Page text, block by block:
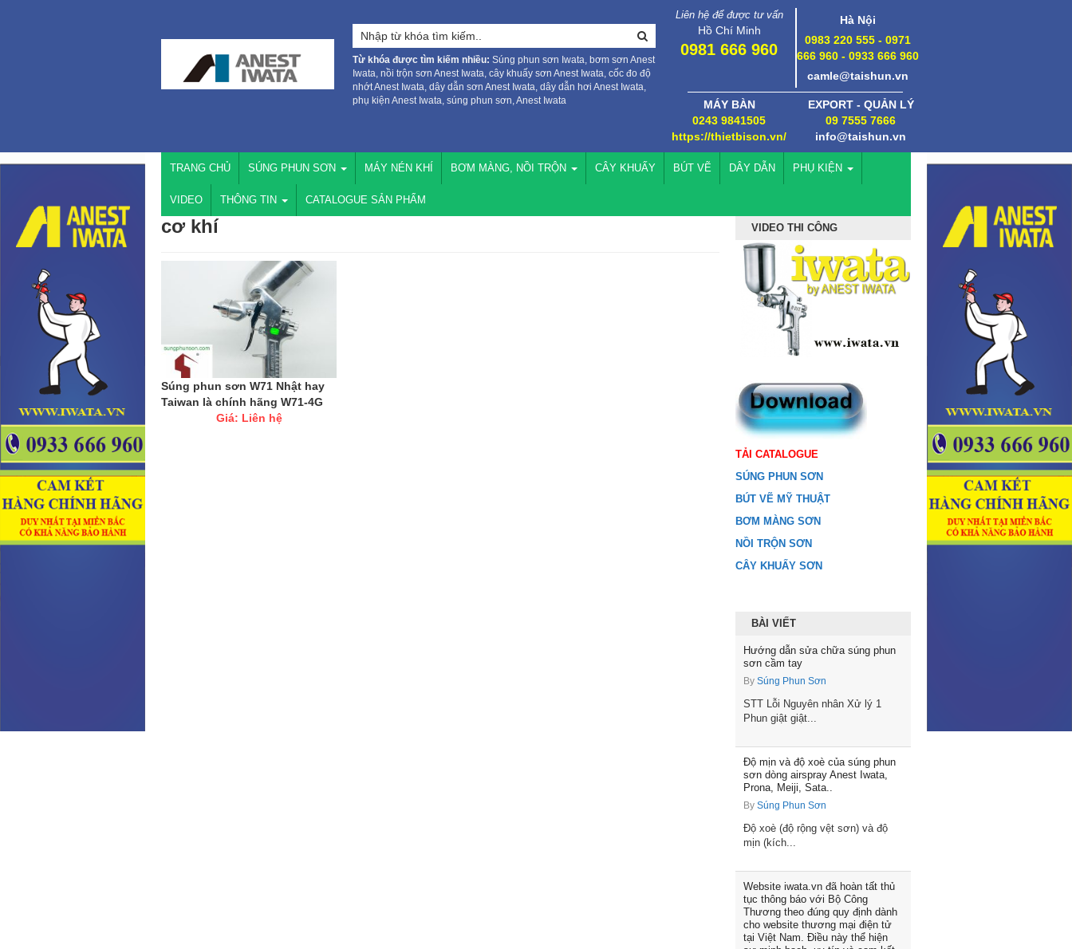
Từ khóa được tìm kiếm nhiều: Súng phun sơn Iwata, bơm sơn Anest
Iwata, nồi trộn sơn Anest Iwata, cây khuấy sơn Anest Iwata, cốc đo độ
nhớt Anest Iwata, dây dẫn sơn Anest Iwata, dây dẫn hơi Anest Iwata,
phụ kiện Anest Iwata, súng phun sơn, Anest Iwata
Liên hệ để được tư vấn
Hồ Chí Minh
0981 666 960
Hà Nội
0983 220 555 - 0971
666 960 - 0933 666 960
camle@taishun.vn
MÁY BÀN
0243 9841505
https://thietbison.vn/
EXPORT - QUẢN LÝ
09 7555 7666
info@taishun.vn
TRANG CHỦ SÚNG PHUN SƠN MÁY NÉN KHÍ BƠM MÀNG, NỒI TRỘN CÂY KHUẤY BÚT VẼ DÂY DẪN PHỤ KIỆN
VIDEO THÔNG TIN CATALOGUE SẢN PHẨM
cơ khí
Súng phun sơn W71 Nhật hay
Taiwan là chính hãng W71-4G
Giá: Liên hệ
VIDEO THI CÔNG
TẢI CATALOGUE
SÚNG PHUN SƠN
BÚT VẼ MỸ THUẬT
BƠM MÀNG SƠN
NỒI TRỘN SƠN
CÂY KHUẤY SƠN
BÀI VIẾT
Hướng dẫn sửa chữa súng phun
sơn cầm tay
By Súng Phun Sơn
STT Lỗi Nguyên nhân Xử lý 1
Phun giật giật...
Độ mịn và độ xoè của súng phun
sơn dòng airspray Anest Iwata,
Prona, Meiji, Sata..
By Súng Phun Sơn
Độ xoè (độ rộng vệt sơn) và độ
mịn (kích...
Website iwata.vn đã hoàn tất thủ
tục thông báo với Bộ Công
Thương theo đúng quy định dành
cho website thương mại điện tử
tại Việt Nam. Điều này thể hiện